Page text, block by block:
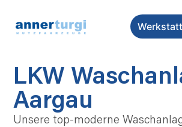
Werkstatt
LKW
Aargau
Unsere top-moderne